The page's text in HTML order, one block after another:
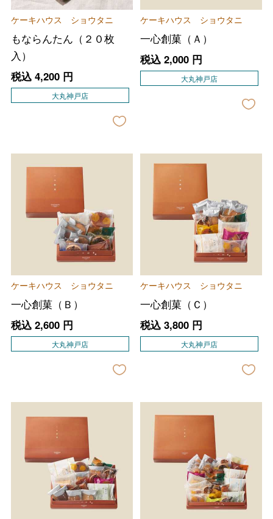
ケーキハウス ショウタニ
もならんたん（２０枚
入）
税込 4,200円
大丸神戸店
ケーキハウス ショウタニ
一心創菓（Ａ）
税込 2,000円
大丸神戸店
ケーキハウス ショウタニ
一心創菓（Ｂ）
税込 2,600円
大丸神戸店
ケーキハウス ショウタニ
一心創菓（Ｃ）
税込 3,800円
大丸神戸店